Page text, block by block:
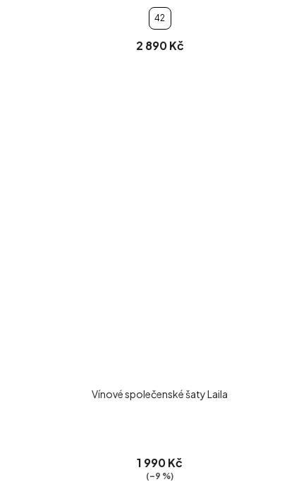
42
2 890 Kč
Vínové společenské šaty Laila
1 990 Kč
(–9 %)